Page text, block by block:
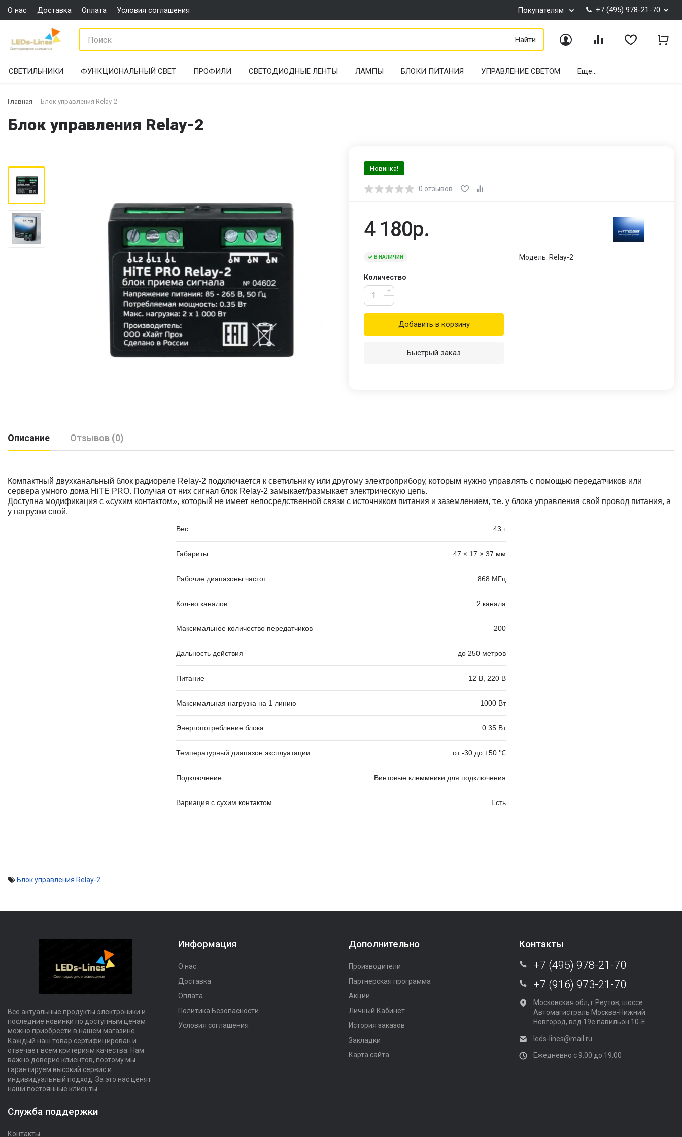
О нас Доставка Оплата Условия соглашения Покупателям +7 (495) 978-21-70
Найти Войти СравнениеИзбранное
СВЕТИЛЬНИКИ ФУНКЦИОНАЛЬНЫЙ СВЕТ ПРОФИЛИ СВЕТОДИОДНЫЕ ЛЕНТЫ ЛАМПЫ БЛОКИ ПИТАНИЯ УПРАВЛЕНИЕ СВЕТОМ Еще...
Главная Блок управления Relay-2
Блок управления Relay-2
Новинка!
0 отзывов
4 180р.
В НАЛИЧИИ
Количество
+
-
Добавить в корзину
Быстрый заказ
Модель: Relay-2
Описание Отзывов (0)
Компактный двухканальный блок радиореле Relay-2 подключается к светильнику или другому электроприбору, которым нужно управлять с помощью передатчиков или
сервера умного дома HiTE PRO. Получая от них сигнал блок Relay-2 замыкает/размыкает электрическую цепь.
Доступна модификация с «сухим контактом», который не имеет непосредственной связи с источником питания и заземлением, т.е. у блока управления свой провод питания, а
у нагрузки свой.
Вес 43 г
Габариты 47 × 17 × 37 мм
Рабочие диапазоны частот 868 МГц
Кол-во каналов 2 канала
Максимальное количество передатчиков 200
Дальность действия до 250 метров
Питание 12 В 220 В
Максимальная нагрузка на 1 линию 1000 Вт
Энергопотребление блока 0.35 Вт
Температурный диапазон эксплуатации от -30 до +50 ℃
Подключение Винтовые клеммники для подключения
Вариация с сухим контактом Есть
Блок управления Relay-2
Все актуальные продукты электроники и
последние новинки по доступным ценам
можно приобрести в нашем магазине.
Каждый наш товар сертифицирован и
отвечает всем критериям качества. Нам
важно доверие клиентов, поэтому мы
гарантируем высокий сервис и
индивидуальный подход. За это нас ценят
наши постоянные клиенты.
Служба поддержки
Контакты
Информация
О нас
Доставка
Оплата
Политика Безопасности
Условия соглашения
Дополнительно
Производители
Партнерская программа
Акции
Личный Кабинет
История заказов
Закладки
Карта сайта
Контакты
+7 (495) 978-21-70
+7 (916) 973-21-70
Московская обл, г Реутов, шоссе
Автомагистраль Москва-Нижний
Новгород, влд 19е павильон 10-Е
leds-lines@mail.ru
Ежедневно с 9.00 до 19.00